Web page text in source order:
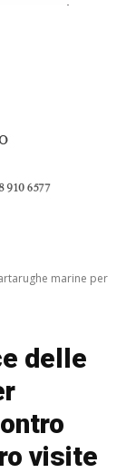
marine per
delle
visite